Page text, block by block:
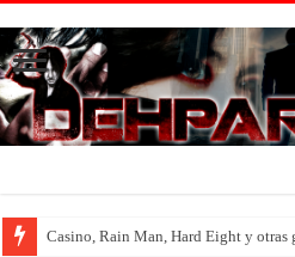
Casino, Rain Man, Hard Eight y otras
Introducción al maravilloso mundo